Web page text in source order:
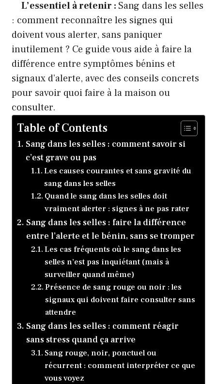
L’essentiel à retenir : Sang dans les selles
: comment reconnaître les signes qui
doivent vous alerter, sans paniquer
inutilement ? Ce guide vous aide à faire la
différence entre symptômes bénins et
signaux d’alerte, avec des conseils concrets
pour savoir quoi faire à la maison ou
consulter.
Table of Contents
Sang dans les selles : comment savoir si
c’est grave ou pas
Les causes courantes et sans gravité du
sang dans les selles
Quand le sang dans les selles doit
vraiment alerter : signes à ne pas rater
Sang dans les selles : faire la différence
entre l’alerte et le bénin, sans se tromper
Les cas fréquents où le sang dans les
selles n’est pas inquiétant (mais à
surveiller quand même)
Présence de sang rouge ou noir : les
signaux qui doivent faire consulter sans
attendre
Sang dans les selles : comment réagir
sans stress quand ça arrive
Sang rouge, noir, ponctuel ou
récurrent : comment interpréter ce que
vous voyez